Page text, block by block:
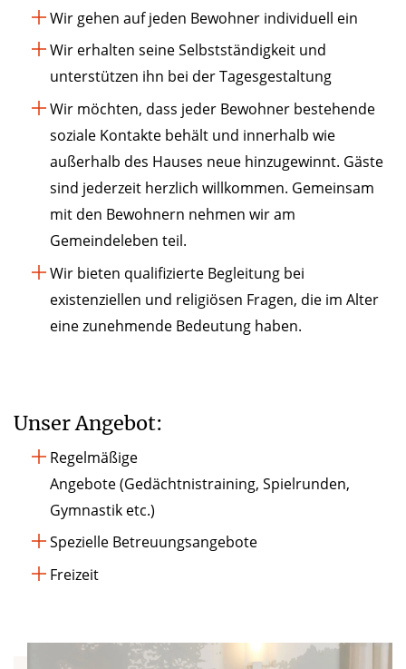
Wir gehen auf jeden Bewohner individuell ein
Wir erhalten seine Selbstständigkeit und
unterstützen ihn bei der Tagesgestaltung
Wir möchten, dass jeder Bewohner bestehende
soziale Kontakte behält und innerhalb wie
außerhalb des Hauses neue hinzugewinnt. Gäste
sind jederzeit herzlich willkommen. Gemeinsam
mit den Bewohnern nehmen wir am
Gemeindeleben teil.
Wir bieten qualifizierte Begleitung bei
existenziellen und religiösen Fragen, die im Alter
eine zunehmende Bedeutung haben.
Unser Angebot:
Regelmäßige
Angebote (Gedächtnistraining, Spielrunden,
Gymnastik etc.)
Spezielle Betreuungsangebote
Freizeit